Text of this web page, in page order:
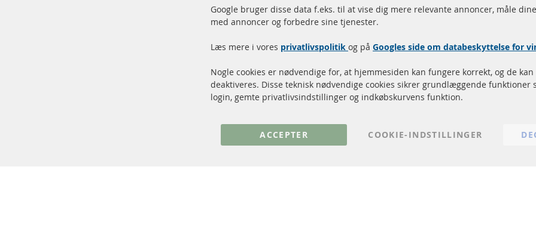
Hurtige links
Dieselpartikelfilter (DPF)
Katalysator (KAT)
Sensorer
Betalingsmetoder
Kontakt
Annuller kontrakt
Google bruger disse data f.eks. til at vise dig mere relevante annoncer, måle
med annoncer og forbedre sine tjenester.
Læs mere i vores privatlivspolitik og på Googles side om databeskyttelse for
Nogle cookies er nødvendige for, at hjemmesiden kan fungere korrekt, og de kan
deaktiveres. Disse teknisk nødvendige cookies sikrer grundlæggende funktioner
login, gemte privatlivsindstillinger og indkøbskurvens funktion.
ACCEPTER COOKIE-INDSTILLINGER